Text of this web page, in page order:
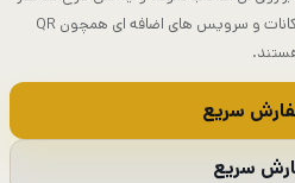
خود را آپلود نمایید. علاوه بر پلاک، امکانات و سرویس های اضافه ای همچون QR
سریع
سریع